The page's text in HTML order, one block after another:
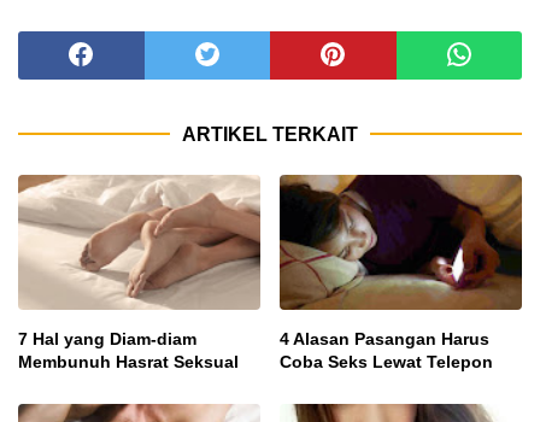
ARTIKEL TERKAIT
7 Hal yang Diam-diam
Membunuh Hasrat Seksual
4 Alasan Pasangan Harus
Coba Seks Lewat Telepon